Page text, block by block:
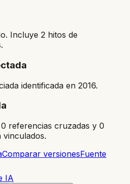
Incluye 2 hitos de
identificada en 2016.
referencias cruzadas y 0
vinculados.
Comparar versionesFuente
IA